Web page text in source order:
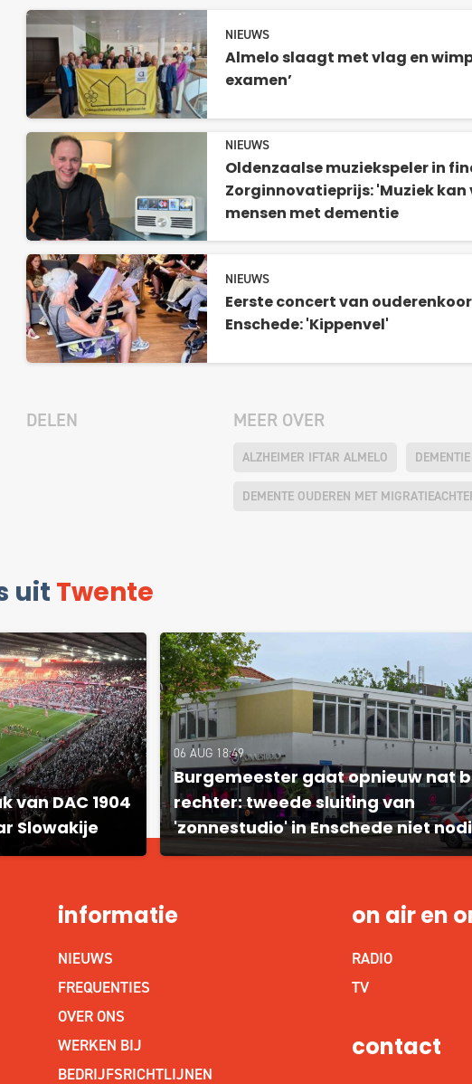
NIEUWS
Almelo slaagt met vlag en
examen’
NIEUWS
Oldenzaalse muziekspeler in
Zorginnovatieprijs: 'Muziek kan
mensen met dementie
NIEUWS
Eerste concert van
Enschede: 'Kippenvel'
DELEN MEER OVER
ALZHEIMER IFTAR ALMELO DEMENTIE
DEMENTE OUDEREN MET
uit Twente
van DAC 1904
Slowakije
06 AUG 18:49
Burgemeester gaat opnieuw nat
rechter: tweede sluiting van
'zonnestudio' in Enschede niet
informatie
NIEUWS
FREQUENTIES
OVER ONS
WERKEN BIJ
BEDRIJFSRICHTLIJNEN
on air en
RADIO
TV
contact